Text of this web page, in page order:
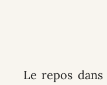
Le repos